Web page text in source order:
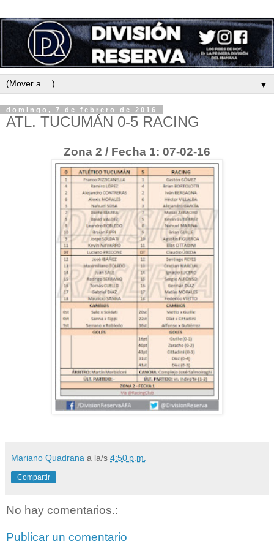
▼
domingo, 7 de febrero de 2016
ATL. TUCUMÁN 0-5 RACING
Zona 2 / Fecha 1: 07-02-16
Mariano Quadrana a la/s 4:50 p.m.
Compartir
No hay comentarios.:
Publicar un comentario